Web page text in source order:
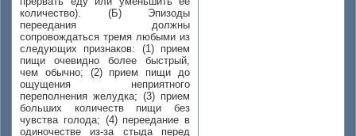
количество). (Б) Эпизоды
переедания должны
сопровождаться тремя любыми из
следующих признаков: (1) прием
пищи очевидно более быстрый,
чем обычно; (2) прием пищи до
ощущения неприятного
переполнения желудка; (3) прием
больших количеств пищи без
чувства голода; (4) переедание в
одиночестве из-за стыда перед